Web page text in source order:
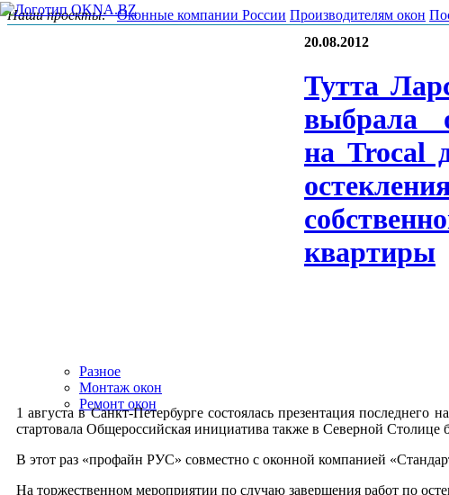
Наши проекты:Оконные компании России Производителям окон
20.08.2012
Тут­та
выб­ра­ла
на Tro­cal
квар­ти­ры
Разное
Монтаж окон
Ремонт окон
1 ав­густа в Санкт-Пе­тер­бурге сос­то­ялась пре­зен­та­ция
стар­то­вала Об­ще­рос­сий­ская ини­ци­ати­ва так­же в Се­вер­ной Сто­лице
В этот раз «про­файн РУС» сов­мест­но с окон­ной ком­па­ни­ей
На тор­жест­вен­ном ме­роп­ри­ятии по слу­чаю за­вер­ше­ния ра­бот по